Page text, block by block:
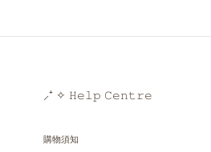
⸝⁺ ✧ 𝙷𝚎𝚕𝚙 𝙲𝚎𝚗𝚝𝚛𝚎
購物須知